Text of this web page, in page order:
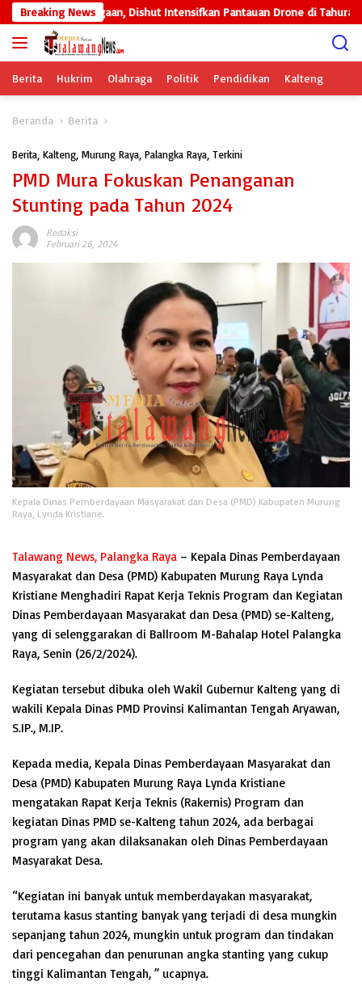
Langsung
ke
konten
Breaking News
Kesiapsiagaan, Dishut Intensifkan Pantauan Drone di Tahura
Berita Hukrim Olahraga Politik Pendidikan Kalteng
Beranda Berita
Berita Kalteng Murung Raya Palangka Raya Terkini
PMD Mura Fokuskan Penanganan
Stunting pada Tahun 2024
Redaksi
Februari 26, 2024
Kepala Dinas Pemberdayaan Masyarakat dan Desa (PMD) Kabupaten Murung
Raya, Lynda Kristiane.
Talawang News, Palangka Raya – Kepala Dinas Pemberdayaan
Masyarakat dan Desa (PMD) Kabupaten Murung Raya Lynda
Kristiane Menghadiri Rapat Kerja Teknis Program dan Kegiatan
Dinas Pemberdayaan Masyarakat dan Desa (PMD) se-Kalteng,
yang di selenggarakan di Ballroom M-Bahalap Hotel Palangka
Raya, Senin (26/2/2024).
Kegiatan tersebut dibuka oleh Wakil Gubernur Kalteng yang di
wakili Kepala Dinas PMD Provinsi Kalimantan Tengah Aryawan,
S.IP., M.IP.
Kepada media, Kepala Dinas Pemberdayaan Masyarakat dan
Desa (PMD) Kabupaten Murung Raya Lynda Kristiane
mengatakan Rapat Kerja Teknis (Rakernis) Program dan
kegiatan Dinas PMD se-Kalteng tahun 2024, ada berbagai
program yang akan dilaksanakan oleh Dinas Pemberdayaan
Masyarakat Desa.
“Kegiatan ini banyak untuk memberdayakan masyarakat,
terutama kasus stanting banyak yang terjadi di desa mungkin
sepanjang tahun 2024, mungkin untuk program dan tindakan
dari pencegahan dan penurunan angka stanting yang cukup
tinggi Kalimantan Tengah, ” ucapnya.